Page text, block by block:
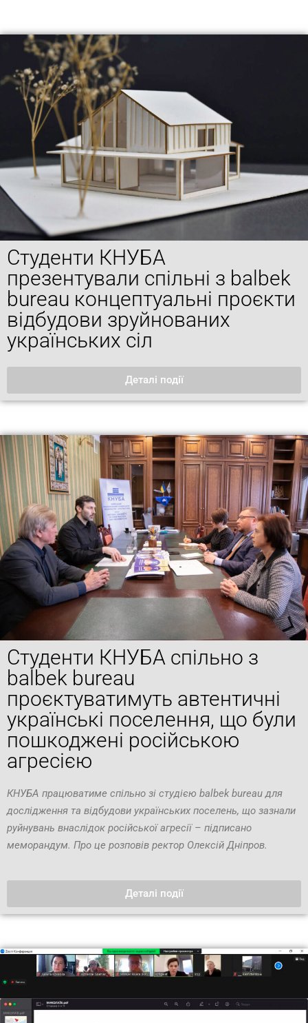
Студенти КНУБА
презентували спільні з balbek
bureau концептуальні проєкти
відбудови зруйнованих
українських сіл
Деталі події
Студенти КНУБА спільно з
balbek bureau
проєктуватимуть автентичні
українські поселення, що були
пошкоджені російською
агресією
КНУБА працюватиме спільно зі студією balbek bureauдля
дослідження та відбудови українських поселень, що зазнали
руйнувань внаслідок російської агресії – підписано
меморандум. Про це розповів ректор Олексій Дніпров.
Деталі події